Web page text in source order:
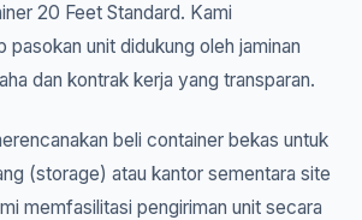
20 Feet Standard. Kami
pasokan unit didukung oleh jaminan
dan kontrak kerja yang transparan.
beli container bekas untuk
(storage) atau kantor sementara site
memfasilitasi pengiriman unit secara